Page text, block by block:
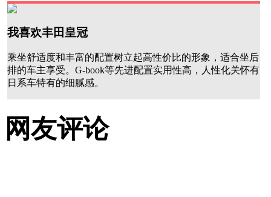
我喜欢丰田皇冠
乘坐舒适度和丰富的配置树立起高性价比的形象，适合坐后
排的车主享受。G-book等先进配置实用性高，人性化关怀有
日系车特有的细腻感。
网友评论